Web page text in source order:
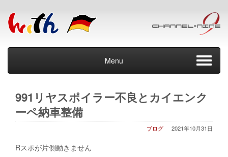
Menu
991リヤスポイラー不良とカイエンク
ーペ納車整備
2021年10月31日
ブログ
Rスポが片側動きません